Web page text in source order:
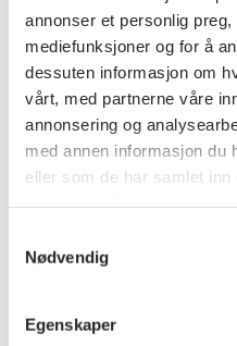
annonser et personlig
mediefunksjoner og for å
dessuten informasjon om
vårt, med partnerne våre
annonsering og
med annen informasjon du
eller som de har samlet inn
Nødvendig
Egenskaper
å bo og hva man bør tenke
fikk også gleden av å
velkommen i forbundet.
Tusen takk til alle
gjorde dagen til en suksess!